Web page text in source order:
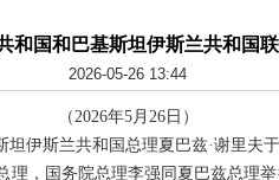
和国和巴基斯坦伊斯兰共和国
2026-05-26 13:44
（2026年5月26日）
伊斯兰共和国总理夏巴兹·谢里夫
，国务院总理李强同夏巴兹总理